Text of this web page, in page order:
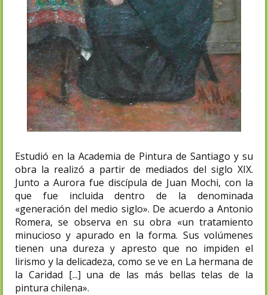
Estudió en la Academia de Pintura de Santiago y su
obra la realizó a partir de mediados del siglo XIX.
Junto a Aurora fue discípula de Juan Mochi, con la
que fue incluida dentro de la denominada
«generación del medio siglo». De acuerdo a Antonio
Romera, se observa en su obra «un tratamiento
minucioso y apurado en la forma. Sus volúmenes
tienen una dureza y apresto que no impiden el
lirismo y la delicadeza, como se ve en La hermana de
la Caridad [...] una de las más bellas telas de la
pintura chilena».